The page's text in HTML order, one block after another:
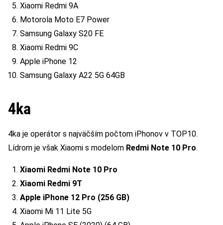
Xiaomi Redmi 9A
Motorola Moto E7 Power
Samsung Galaxy S20 FE
Xiaomi Redmi 9C
Apple iPhone 12
Samsung Galaxy A22 5G 64GB
4ka
4ka je operátor s najväčším počtom iPhonov v TOP10.
Lídrom je však Xiaomi s modelom Redmi Note 10 Pro.
Xiaomi Redmi Note 10 Pro
Xiaomi Redmi 9T
Apple iPhone 12 Pro (256 GB)
Xiaomi Mi 11 Lite 5G